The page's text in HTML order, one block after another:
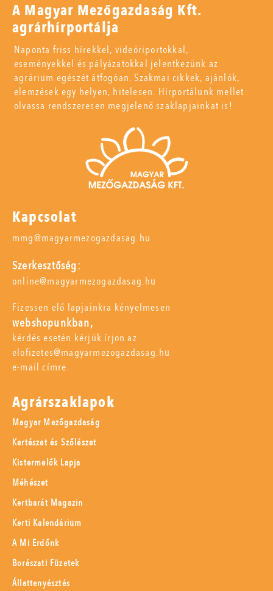
A Magyar Mezőgazdaság Kft.
agrárhírportálja
Naponta friss hírekkel, videóriportokkal,
eseményekkel és pályázatokkal jelentkezünk az
agrárium egészét átfogóan. Szakmai cikkek, ajánlók,
elemzések egy helyen, hitelesen. Hírportálunk mellet
olvassa rendszeresen megjelenő szaklapjainkat is!
Kapcsolat
mmg@magyarmezogazdasag.hu
Szerkesztőség:
online@magyarmezogazdasag.hu
Fizessen elő lapjainkra kényelmesen
webshopunkban,
kérdés esetén kérjük írjon az
elofizetes@magyarmezogazdasag.hu
e-mail címre.
Agrárszaklapok
Magyar Mezőgazdaság
Kertészet és Szőlészet
Kistermelők Lapja
Méhészet
Kertbarát Magazin
Kerti Kalendárium
A Mi Erdőnk
Borászati Füzetek
Állattenyésztés